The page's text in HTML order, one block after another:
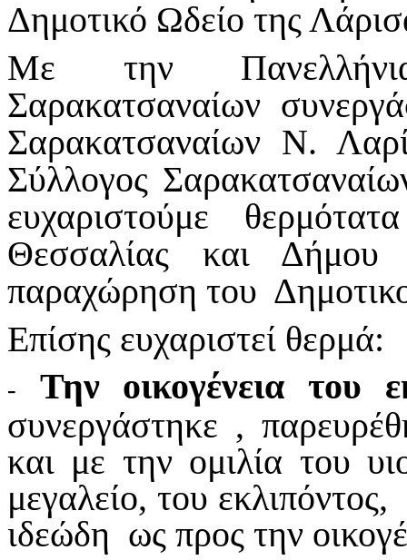
Δημοτικό Ωδείο της
Με την
Σαρακατσαναίων
Σαρακατσαναίων Ν.
Σύλλογος
ευχαριστούμε
Θεσσαλίας και
παραχώρηση του
Επίσης ευχαριστεί θερμά:
-
Την οικογένεια του
συνεργάστηκε ,
και με την ομιλία του
μεγαλείο, του
ιδεώδη ως προς την